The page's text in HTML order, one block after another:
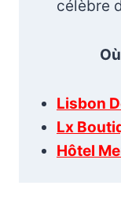
célèbre
Lisbon
Lx
Hôtel